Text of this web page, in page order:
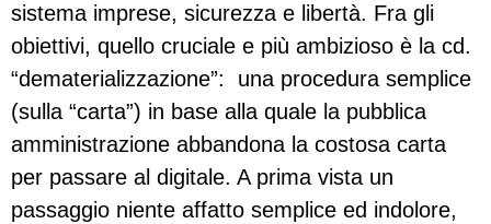
sistema imprese, sicurezza e libertà. Fra gli
obiettivi, quello cruciale e più ambizioso è la cd.
“dematerializzazione”: una procedura semplice
(sulla “carta”) in base alla quale la pubblica
amministrazione abbandona la costosa carta
per passare al digitale. A prima vista un
passaggio niente affatto semplice ed indolore,